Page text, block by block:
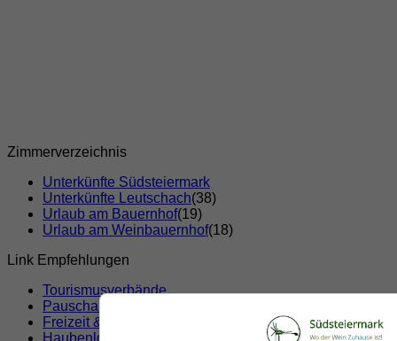
Zimmerverzeichnis
Unterkünfte Südsteiermark
Unterkünfte Leutschach(38)
Urlaub am Bauernhof(19)
Urlaub am Weinbauernhof(18)
Link Empfehlungen
Tourismusverbände
Pauschalangebote
Freizeit & Sport